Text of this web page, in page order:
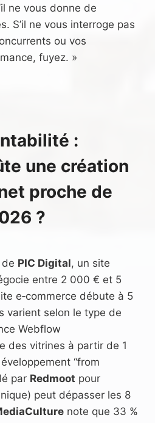
ne vous donne de
S’il ne vous interroge pas
ou vos
fuyez. »
:
une création
proche de
?
de PIC Digital, un site
entre 2 000 € et 5
e‑commerce débute à 5
varient selon le type de
Webflow
des vitrines à partir de 1
“from
par Redmoot pour
peut dépasser les 8
note que 33 %